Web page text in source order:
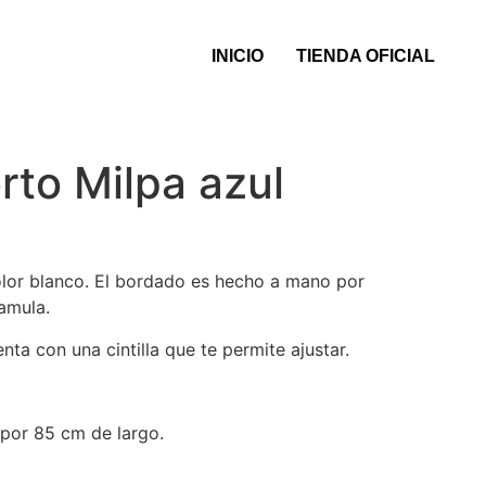
INICIO TIENDA OFICIAL
Milpa azul
blanco. El bordado es hecho a mano por
con una cintilla que te permite ajustar.
85 cm de largo.